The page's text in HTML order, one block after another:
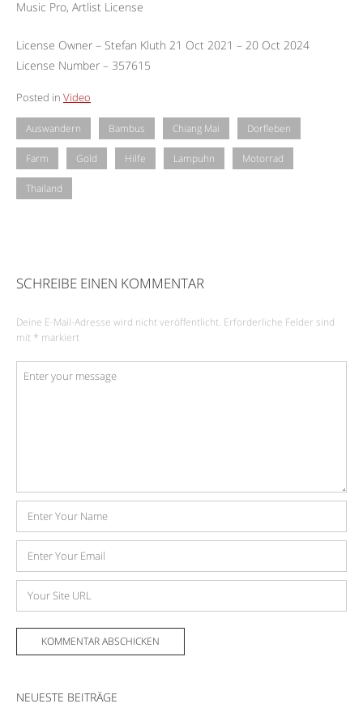
Music Pro, Artlist License
License Owner – Stefan Kluth 21 Oct 2021 – 20 Oct 2024
License Number – 357615
Posted in Video
Auswandern Bambus Chiang Mai Dorfleben
Farm Gold Hilfe Lampuhn Motorrad
Thailand
SCHREIBE EINEN KOMMENTAR
Deine E-Mail-Adresse wird nicht veröffentlicht. Erforderliche Felder sind
mit * markiert
Kommentar
Name
Mail-
Website
NEUESTE BEITRÄGE